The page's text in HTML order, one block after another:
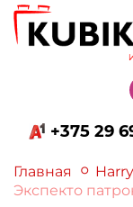
+375 29
Главная
Экспекто